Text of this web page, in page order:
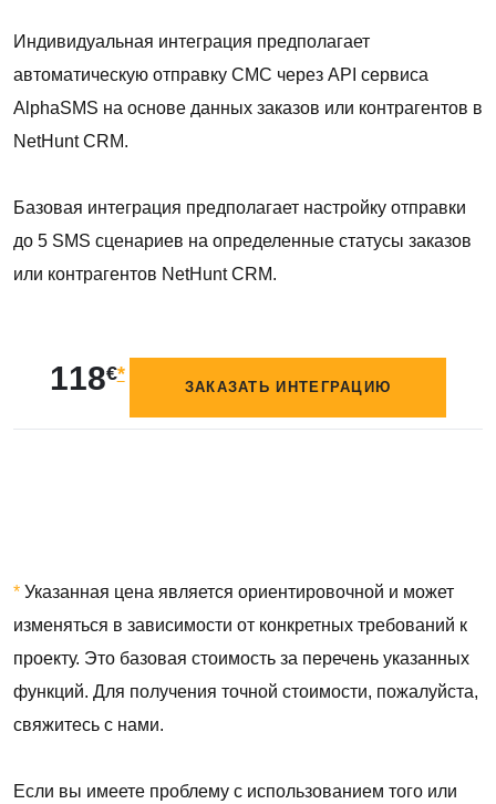
Индивидуальная интеграция предполагает
автоматическую отправку СМС через API сервиса
AlphaSMS на основе данных заказов или контрагентов в
NetHunt CRM.
Базовая интеграция предполагает настройку отправки
до 5 SMS сценариев на определенные статусы заказов
или контрагентов NetHunt CRM.
118€*
ЗАКАЗАТЬ ИНТЕГРАЦИЮ
* Указанная цена является ориентировочной и может
изменяться в зависимости от конкретных требований к
проекту. Это базовая стоимость за перечень указанных
функций. Для получения точной стоимости, пожалуйста,
свяжитесь с нами.
Если вы имеете проблему с использованием того или